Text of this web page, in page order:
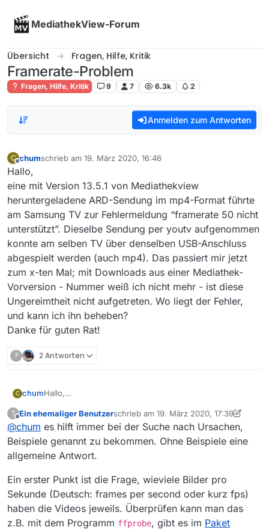
MediathekView-Forum
Übersicht Fragen, Hilfe, Kritik
Framerate-Problem
Fragen, Hilfe, Kritik 9 7 6.3k 2
Anmelden zum Antworten
C
Offline
chumschrieb am 19. März 2020, 16:46
zuletzt editiert von
Hallo,
eine mit Version 13.5.1 von Mediathekview
heruntergeladene ARD-Sendung im mp4-Format führte
am Samsung TV zur Fehlermeldung “framerate 50 nicht
unterstützt”. Dieselbe Sendung per youtv aufgenommen
konnte am selben TV über denselben USB-Anschluss
abgespielt werden (auch mp4). Das passiert mir jetzt
zum x-ten Mal; mit Downloads aus einer Mediathek-
Vorversion - Nummer weiß ich nicht mehr - ist diese
Ungereimtheit nicht aufgetreten. Wo liegt der Fehler,
und kann ich ihn beheben?
Danke für guten Rat!
? 2 Antworten
C chumHallo,
heruntergeladene ARD-Sendung im mp4-Format führte
am Samsung TV zur Fehlermeldung “framerate 50 nicht
unterstützt”. Dieselbe Sendung per youtv aufgenommen
konnte am selben TV über denselben USB-Anschluss
abgespielt werden (auch mp4). Das passiert mir jetzt
Vorversion - Nummer weiß ich nicht mehr - ist diese
Ungereimtheit nicht aufgetreten. Wo liegt der Fehler,
und kann ich ihn beheben?
Danke für guten Rat!
?
Offline
Ein ehemaliger Benutzerschrieb am 19. März 2020, 17:39
zuletzt editiert von Ein ehemaliger
@chum es hilft immer bei der Suche nach Ursachen,
Beispiele genannt zu bekommen. Ohne Beispiele eine
allgemeine Antwort.
Ein erster Punkt ist die Frage, wieviele Bilder pro
Sekunde (Deutsch: frames per second oder kurz fps)
haben die Videos jeweils. Überprüfen kann man das
z.B. mit dem Programm ffprobe, gibt es im Paket